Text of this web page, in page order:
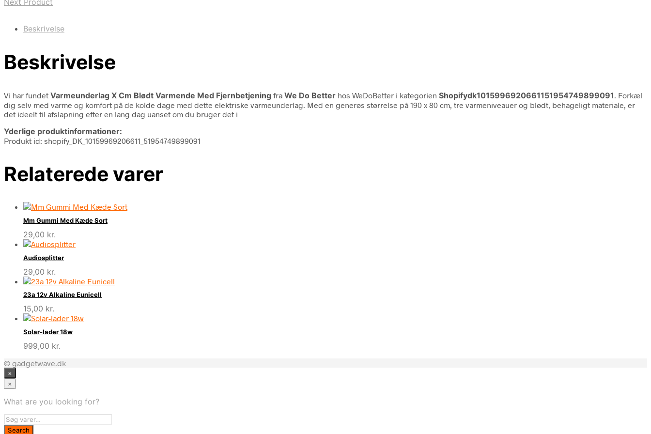
Beskrivelse
Beskrivelse
Vi har fundet Varmeunderlag X Cm Blødt Varmende Med Fjernbetjening fra We Do Better hos WeDoBetter i kategorien Shopifydk1015996920661151954749899091 . Forkæl
dig selv med varme og komfort på de kolde dage med dette elektriske varmeunderlag. Med en generøs størrelse på 190 x 80 cm, tre varmeniveauer og blødt, behageligt materiale, er
det ideelt til afslapning efter en lang dag uanset om du bruger det i
Yderlige produktinformationer:
Produkt id: shopify_DK_10159969206611_51954749899091
Relaterede varer
Mm Gummi Med Kæde Sort
29,00 kr.
Audiosplitter
29,00 kr.
23a 12v Alkaline Eunicell
15,00 kr.
Solar-lader 18w
999,00 kr.
© gadgetwave.dk
×
×
What are you looking for?